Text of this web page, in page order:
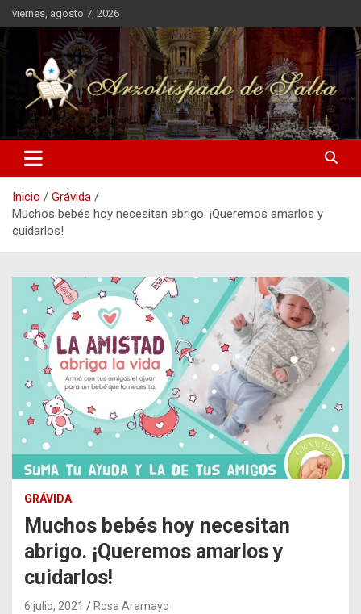
Saltar
al
contenido
viernes, agosto 7, 2026
Arzobispado de Salta
Arzobispado de Salta
Inicio
Grávida
Muchos bebés hoy necesitan abrigo. ¡Queremos amarlos y
cuidarlos!
GRÁVIDA
Muchos bebés hoy necesitan
abrigo. ¡Queremos amarlos y
cuidarlos!
6 julio, 2021 Rosa Aramayo